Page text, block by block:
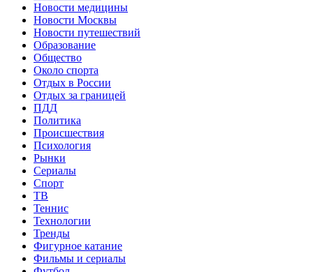
Новости медицины
Новости Москвы
Новости путешествий
Образование
Общество
Около спорта
Отдых в России
Отдых за границей
ПДД
Политика
Происшествия
Психология
Рынки
Сериалы
Спорт
ТВ
Теннис
Технологии
Тренды
Фигурное катание
Фильмы и сериалы